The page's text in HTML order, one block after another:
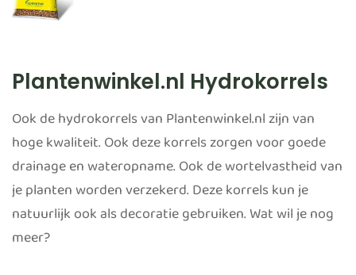
Plantenwinkel.nl Hydrokorrels
Ook de hydrokorrels van Plantenwinkel.nl zijn van
hoge kwaliteit. Ook deze korrels zorgen voor goede
drainage en wateropname. Ook de wortelvastheid van
je planten worden verzekerd. Deze korrels kun je
natuurlijk ook als decoratie gebruiken. Wat wil je nog
meer?